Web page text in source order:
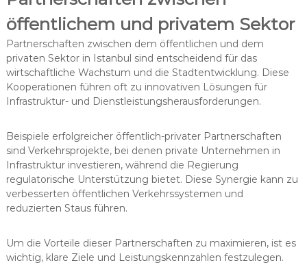
öffentlichem und privatem Sektor
Partnerschaften zwischen dem öffentlichen und dem
privaten Sektor in Istanbul sind entscheidend für das
wirtschaftliche Wachstum und die Stadtentwicklung. Diese
Kooperationen führen oft zu innovativen Lösungen für
Infrastruktur- und Dienstleistungsherausforderungen.
Beispiele erfolgreicher öffentlich-privater Partnerschaften
sind Verkehrsprojekte, bei denen private Unternehmen in
Infrastruktur investieren, während die Regierung
regulatorische Unterstützung bietet. Diese Synergie kann zu
verbesserten öffentlichen Verkehrssystemen und
reduzierten Staus führen.
Um die Vorteile dieser Partnerschaften zu maximieren, ist es
wichtig, klare Ziele und Leistungskennzahlen festzulegen.